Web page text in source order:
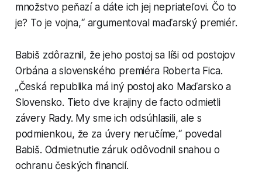
množstvo peňazí a dáte ich jej nepriateľovi. Čo to
je? To je vojna,“ argumentoval maďarský premiér.
Babiš zdôraznil, že jeho postoj sa líši od postojov
Orbána a slovenského premiéra Roberta Fica.
„Česká republika má iný postoj ako Maďarsko a
Slovensko. Tieto dve krajiny de facto odmietli
závery Rady. My sme ich odsúhlasili, ale s
podmienkou, že za úvery neručíme,“ povedal
Babiš. Odmietnutie záruk odôvodnil snahou o
ochranu českých financií.